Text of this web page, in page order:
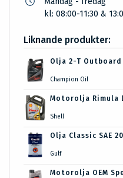
kl: 08:00-11:30 &
Liknande produkter:
Olja 2-T Outboard
Champion Oil
Motorolja Rimula
Shell
Olja Classic SAE
Gulf
Motorolja OEM